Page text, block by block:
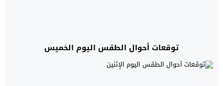
توقعات أحوال الطقس اليوم الخميس